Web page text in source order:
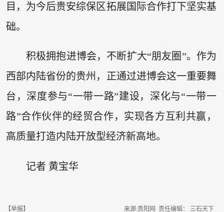
目，为今后贵安综保区拓展国际合作打下坚实基
础。
积极拥抱进博会，不断扩大“朋友圈”。作为
西部内陆省份的贵州，正通过进博会这一重要舞
台，深度参与“一带一路”建设，深化与“一带一
路”合作伙伴的经贸合作，实现各方互利共赢，
高质量打造内陆开放型经济新高地。
记者 黄宝华
【举报】 来源:贵阳网 责任编辑： 三石天下